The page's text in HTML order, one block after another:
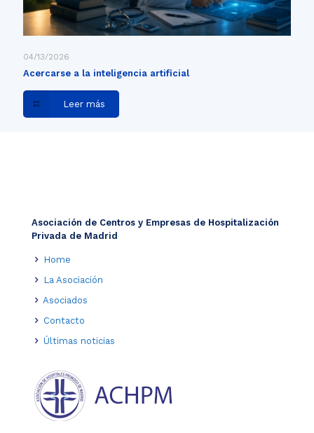
04/13/2026
Acercarse a la inteligencia artificial
Leer más
Asociación de Centros y Empresas de Hospitalización
Privada de Madrid
Home
La Asociación
Asociados
Contacto
Últimas noticias